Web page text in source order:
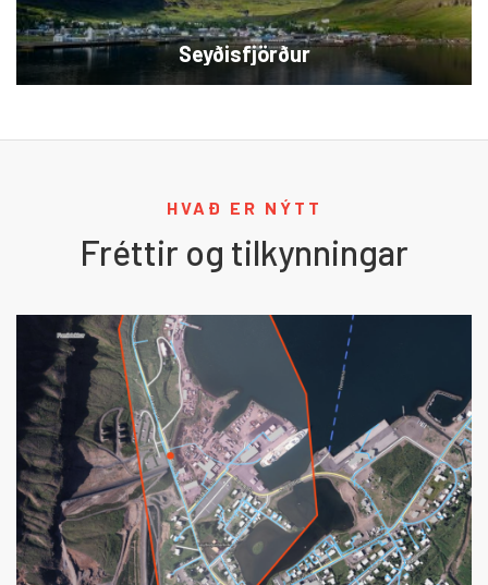
Seyðisfjörður
HVAÐ ER NÝTT
Fréttir og tilkynningar